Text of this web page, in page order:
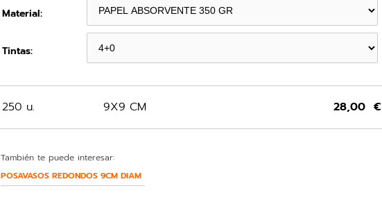
Material:
Tintas:
250 u. 9X9 CM 28,00 €
También te puede interesar:
POSAVASOS REDONDOS 9CM DIAM